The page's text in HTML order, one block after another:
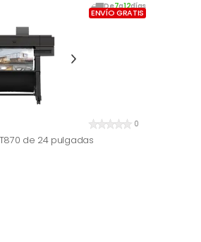
De7a12días
ENVÍO GRATIS
0
de 24 pulgadas